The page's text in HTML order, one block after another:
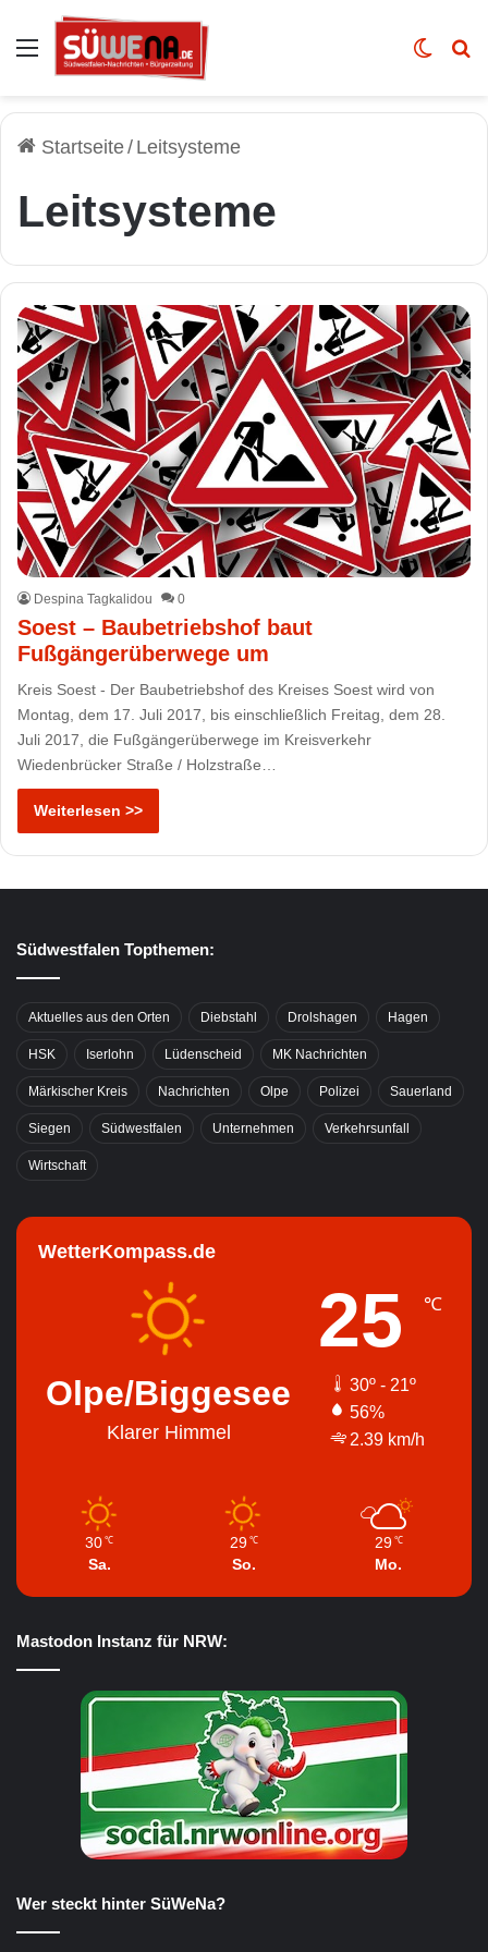
Auswahl Skin
Startseite/ Leitsysteme
Leitsysteme
Despina Tagkalidou 0
Soest – Baubetriebshof baut
Fußgängerüberwege um
Kreis Soest - Der Baubetriebshof des Kreises Soest wird von
Montag, dem 17. Juli 2017, bis einschließlich Freitag, dem 28.
Juli 2017, die Fußgängerüberwege im Kreisverkehr
Wiedenbrücker Straße / Holzstraße…
Weiterlesen >>
Südwestfalen Topthemen:
Aktuelles aus den Orten Diebstahl Drolshagen Hagen
HSK Iserlohn Lüdenscheid MK Nachrichten
Märkischer Kreis Nachrichten Olpe Polizei Sauerland
Siegen Südwestfalen Unternehmen Verkehrsunfall
Wirtschaft
WetterKompass.de
Olpe/Biggesee
Klarer Himmel
25 ℃
30º - 21º
56%
2.39 km/h
30 ℃
Sa.
29 ℃
So.
29 ℃
Mo.
Mastodon Instanz für NRW:
Wer steckt hinter SüWeNa?